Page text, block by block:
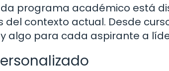
programa académico está
del contexto actual. Desde
algo para cada aspirante a